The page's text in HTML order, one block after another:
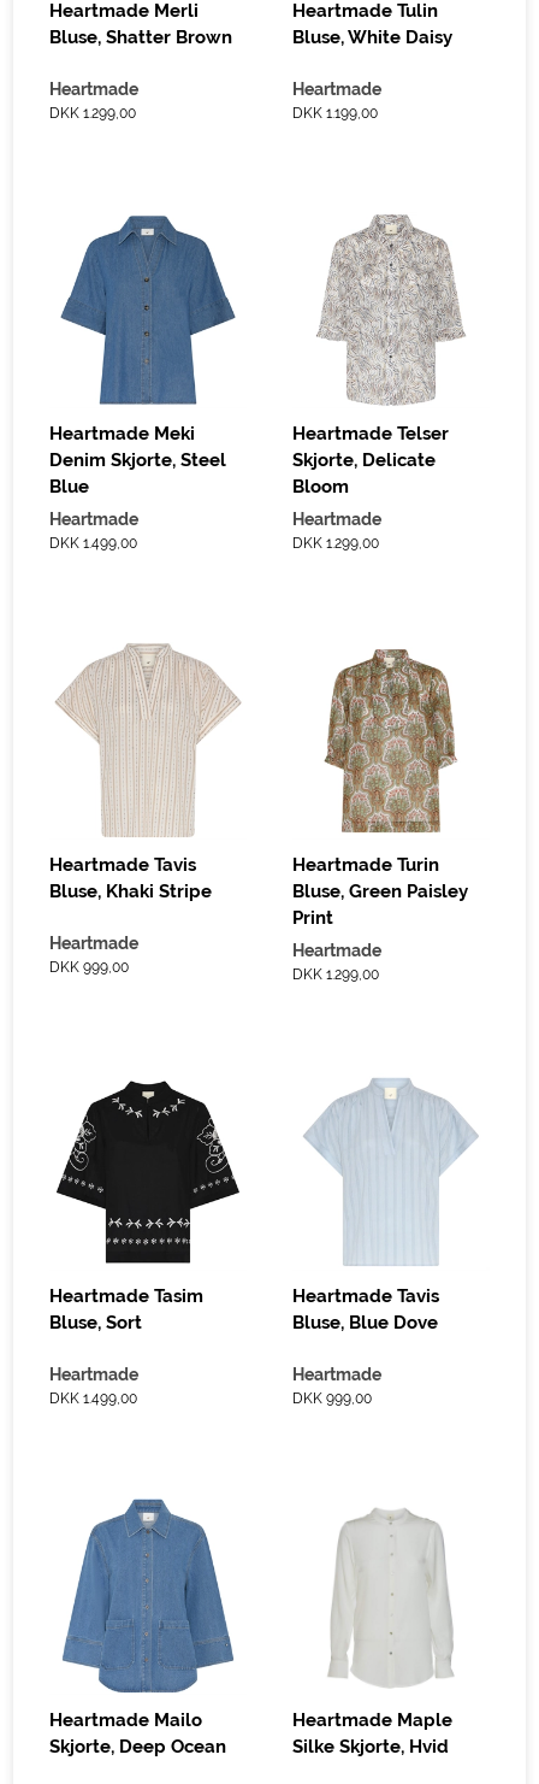
Heartmade Merli
Bluse, Shatter Brown
Heartmade
DKK 1.299,00
Heartmade Tulin
Bluse, White Daisy
Heartmade
DKK 1.199,00
Heartmade Meki
Denim Skjorte, Steel
Blue
Heartmade
DKK 1.499,00
Heartmade Telser
Skjorte, Delicate
Bloom
Heartmade
DKK 1.299,00
Heartmade Tavis
Bluse, Khaki Stripe
Heartmade
DKK 999,00
Heartmade Turin
Bluse, Green Paisley
Print
Heartmade
DKK 1.299,00
Heartmade Tasim
Bluse, Sort
Heartmade
DKK 1.499,00
Heartmade Tavis
Bluse, Blue Dove
Heartmade
DKK 999,00
Heartmade Mailo
Skjorte, Deep Ocean
Heartmade Maple
Silke Skjorte, Hvid